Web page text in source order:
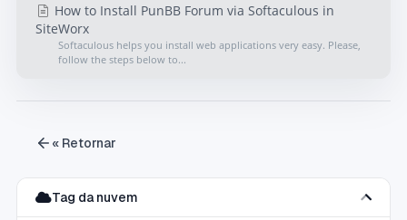
How to Install PunBB Forum via Softaculous in
SiteWorx
Softaculous helps you install web applications very easy. Please,
follow the steps below to...
« Retornar
Tag da nuvem